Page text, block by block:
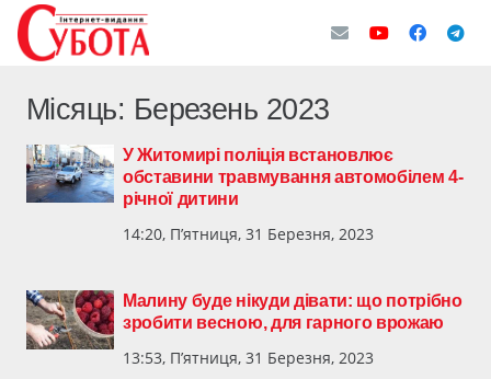
Місяць: Березень 2023
У Житомирі поліція встановлює
обставини травмування автомобілем 4-
річної дитини
14:20, П’ятниця, 31 Березня, 2023
Малину буде нікуди дівати: що потрібно
зробити весною, для гарного врожаю
13:53, П’ятниця, 31 Березня, 2023